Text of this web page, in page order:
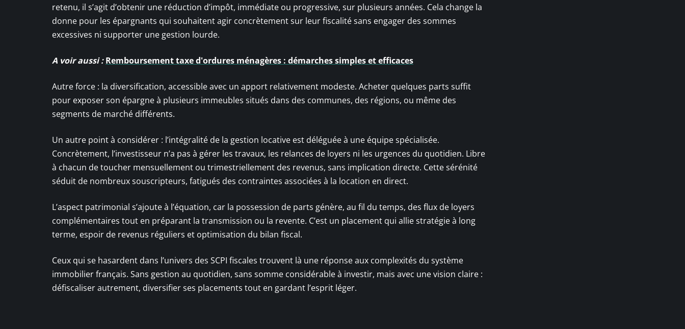
retenu, il s’agit d’obtenir une réduction d’impôt, immédiate ou progressive, sur plusieurs années. Cela change la
donne pour les épargnants qui souhaitent agir concrètement sur leur fiscalité sans engager des sommes
excessives ni supporter une gestion lourde.
A voir aussi : Remboursement taxe d'ordures ménagères : démarches simples et efficaces
Autre force : la diversification, accessible avec un apport relativement modeste. Acheter quelques parts suffit
pour exposer son épargne à plusieurs immeubles situés dans des communes, des régions, ou même des
segments de marché différents.
Un autre point à considérer : l’intégralité de la gestion locative est déléguée à une équipe spécialisée.
Concrètement, l’investisseur n’a pas à gérer les travaux, les relances de loyers ni les urgences du quotidien. Libre
à chacun de toucher mensuellement ou trimestriellement des revenus, sans implication directe. Cette sérénité
séduit de nombreux souscripteurs, fatigués des contraintes associées à la location en direct.
L’aspect patrimonial s’ajoute à l’équation, car la possession de parts génère, au fil du temps, des flux de loyers
complémentaires tout en préparant la transmission ou la revente. C’est un placement qui allie stratégie à long
terme, espoir de revenus réguliers et optimisation du bilan fiscal.
Ceux qui se hasardent dans l’univers des SCPI fiscales trouvent là une réponse aux complexités du système
immobilier français. Sans gestion au quotidien, sans somme considérable à investir, mais avec une vision claire :
défiscaliser autrement, diversifier ses placements tout en gardant l’esprit léger.